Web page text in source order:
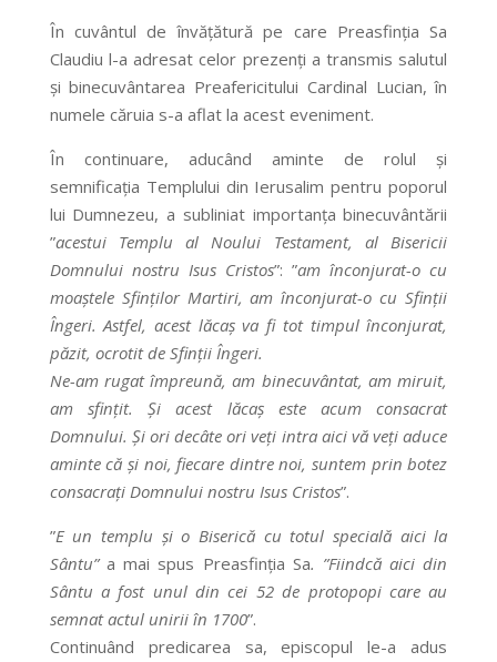
În cuvântul de învăţătură pe care Preasfinţia Sa
Claudiu l-a adresat celor prezenţi a transmis salutul
și binecuvântarea Preafericitului Cardinal Lucian, în
numele căruia s-a aflat la acest eveniment.
În continuare, aducând aminte de rolul și
semnificația Templului din Ierusalim pentru poporul
lui Dumnezeu, a subliniat importanța binecuvântării
”acestui Templu al Noului Testament, al Bisericii
Domnului nostru Isus Cristos”: ”am înconjurat-o cu
moaștele Sfinților Martiri, am înconjurat-o cu Sfinții
Îngeri. Astfel, acest lăcaș va fi tot timpul înconjurat,
păzit, ocrotit de Sfinții Îngeri.
Ne-am rugat împreună, am binecuvântat, am miruit,
am sfințit. Și acest lăcaș este acum consacrat
Domnului. Și ori decâte ori veți intra aici vă veți aduce
aminte că și noi, fiecare dintre noi, suntem prin botez
consacrați Domnului nostru Isus Cristos”.
”E un templu și o Biserică cu totul specială aici la
Sântu” a mai spus Preasfinția Sa. ”Fiindcă aici din
Sântu a fost unul din cei 52 de protopopi care au
semnat actul unirii în 1700”.
Continuând predicarea sa, episcopul le-a adus